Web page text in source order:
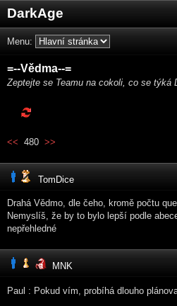
DarkAge
Menu:
=--Vědma--=
Zeptejte se Teamu na cokoli, co se týká
<< 480 >>
TomDice
Drahá Vědmo, dle čeho, kromě počtu
Nemyslíš, že by to bylo lepší podle
nepřehledné
MNK
Paul : Pokud vím, probíhá dlouho